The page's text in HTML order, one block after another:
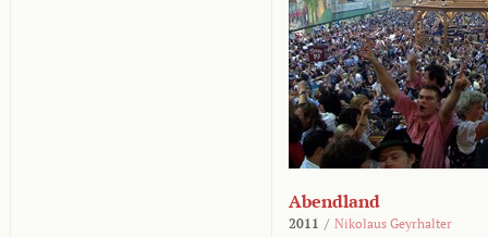
Abendland
2011 / Nikolaus Geyrhalter